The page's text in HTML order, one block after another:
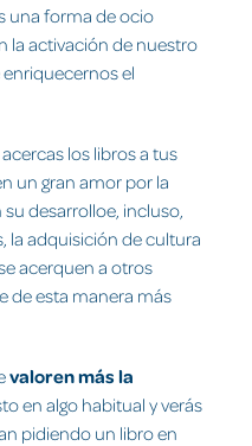
una forma de ocio
la activación de nuestro
el
acercas los libros a tus
un gran amor por la
desarrolloe, incluso,
la adquisición de cultura
acerquen a otros
de esta manera más
valoren más la
en algo habitual y verás
pidiendo un libro en